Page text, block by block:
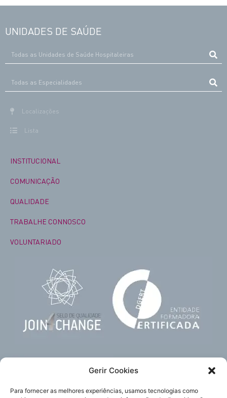
Gerir Cookies
Para fornecer as melhores experiências, usamos tecnologias como
UNIDADES DE SAÚDE
Localizações
Lista
INSTITUCIONAL
COMUNICAÇÃO
QUALIDADE
TRABALHE CONNOSCO
VOLUNTARIADO